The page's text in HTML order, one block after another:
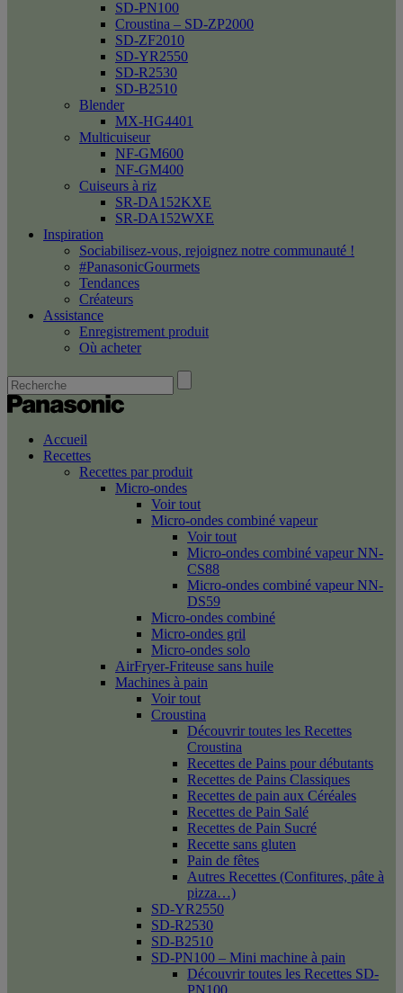
SD-PN100
Croustina – SD-ZP2000
SD-ZF2010
SD-YR2550
SD-R2530
SD-B2510
Blender
MX-HG4401
Multicuiseur
NF-GM600
NF-GM400
Cuiseurs à riz
SR-DA152KXE
SR-DA152WXE
Inspiration
Sociabilisez-vous, rejoignez notre communauté !
#PanasonicGourmets
Tendances
Créateurs
Assistance
Enregistrement produit
Où acheter
Accueil
Recettes
Recettes par produit
Micro-ondes
Voir tout
Micro-ondes combiné vapeur
Voir tout
Micro-ondes combiné vapeur NN-
CS88
Micro-ondes combiné vapeur NN-
DS59
Micro-ondes combiné
Micro-ondes gril
Micro-ondes solo
AirFryer-Friteuse sans huile
Machines à pain
Voir tout
Croustina
Découvrir toutes les Recettes
Croustina
Recettes de Pains pour débutants
Recettes de Pains Classiques
Recettes de pain aux Céréales
Recettes de Pain Salé
Recettes de Pain Sucré
Recette sans gluten
Pain de fêtes
Autres Recettes (Confitures, pâte à
pizza…)
SD-YR2550
SD-R2530
SD-B2510
SD-PN100 – Mini machine à pain
Découvrir toutes les Recettes SD-
PN100